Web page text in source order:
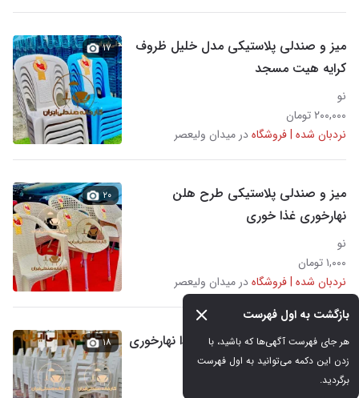
بازگشت به اول فهرست
برگردید.
میز و صندلی پلاستیکی مدل خلیل ظروف
کرایه هیت مسجد
نو
۲۰۰,۰۰۰ تومان
نردبان شده | فروشگاهدر میدان ولیعصر
۱۷
میز و صندلی پلاستیکی طرح هلن
نهارخوری غذا خوری
نو
۱,۰۰۰ تومان
نردبان شده | فروشگاهدر میدان ولیعصر
۲۰
میز و صندلی پلاستیکی طرح پادا نهارخوری
کافه باغی
نو
۱۸